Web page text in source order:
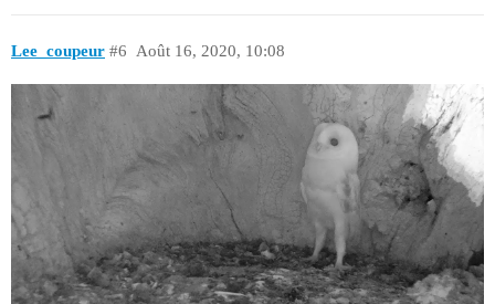
Lee_coupeur Août 16, 2020, 10:08
#6